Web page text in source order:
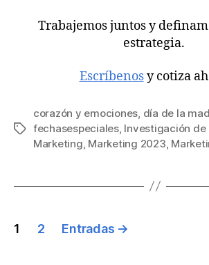
Trabajemos juntos y
estrategia.
Escríbenosy cotiza
corazón y emociones, día de la
fechasespeciales, Investigación
Marketing, Marketing 2023,
1 2 Entradas →